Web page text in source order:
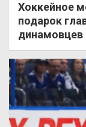
Хоккейное
подарок
динамовцев